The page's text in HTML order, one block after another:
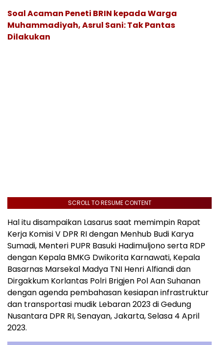
Soal Acaman Peneti BRIN kepada Warga
Muhammadiyah, Asrul Sani: Tak Pantas
Dilakukan
SCROLL TO RESUME CONTENT
Hal itu disampaikan Lasarus saat memimpin Rapat
Kerja Komisi V DPR RI dengan Menhub Budi Karya
Sumadi, Menteri PUPR Basuki Hadimuljono serta RDP
dengan Kepala BMKG Dwikorita Karnawati, Kepala
Basarnas Marsekal Madya TNI Henri Alfiandi dan
Dirgakkum Korlantas Polri Brigjen Pol Aan Suhanan
dengan agenda pembahasan kesiapan infrastruktur
dan transportasi mudik Lebaran 2023 di Gedung
Nusantara DPR RI, Senayan, Jakarta, Selasa 4 April
2023.